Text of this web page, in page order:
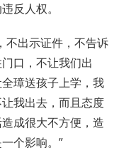
反人权。
不出示证件，不告诉
口，不让我们出
璋送孩子上学，我
我出去，而且态度
成很大不方便，造
个影响。”